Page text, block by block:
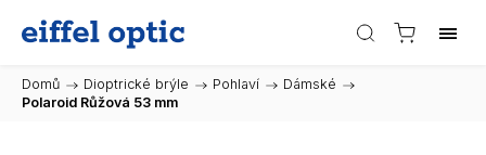
Domů / Dioptrické brýle / Pohlaví / Dámské /
Polaroid Růžová 53 mm